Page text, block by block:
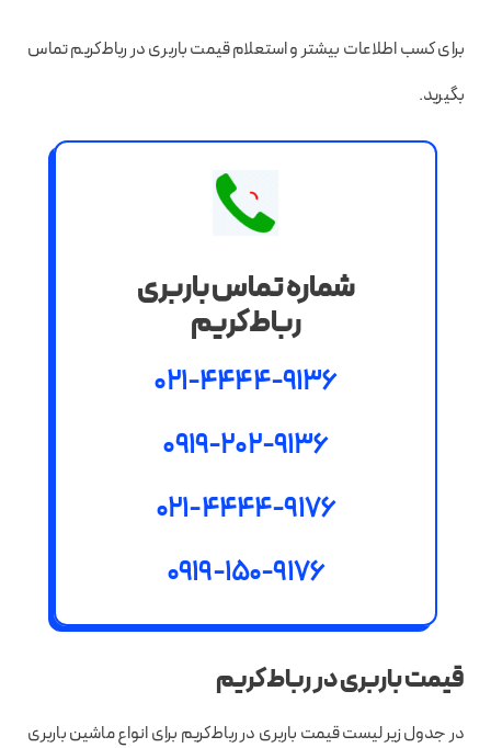
برای کسب اطلاعات بیشتر و استعلام قیمت باربری در رباط‌کریم تماس
بگیرید.
شماره تماس باربری
رباط‌کریم
021-4444-9136
0919-202-9136
021-4444-9176
0919-150-9176
قیمت باربری در رباط‌کریم
در جدول زیر لیست قیمت باربری در رباط‌کریم برای انواع ماشین باربری